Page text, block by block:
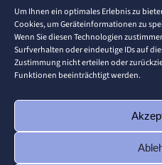
Um Ihnen ein optimales Erlebnis zu
Cookies, um Geräteinformationen zu
Wenn Sie diesen Technologien
Surfverhalten oder eindeutige IDs auf
Zustimmung nicht erteilen oder
Funktionen beeinträchtigt werden.
Universität unter der
Achtziger, an welcher
(Ministerialrat,
MLR) teilnahm,
Interessierte, die den
(KI) zur Verbesserung der